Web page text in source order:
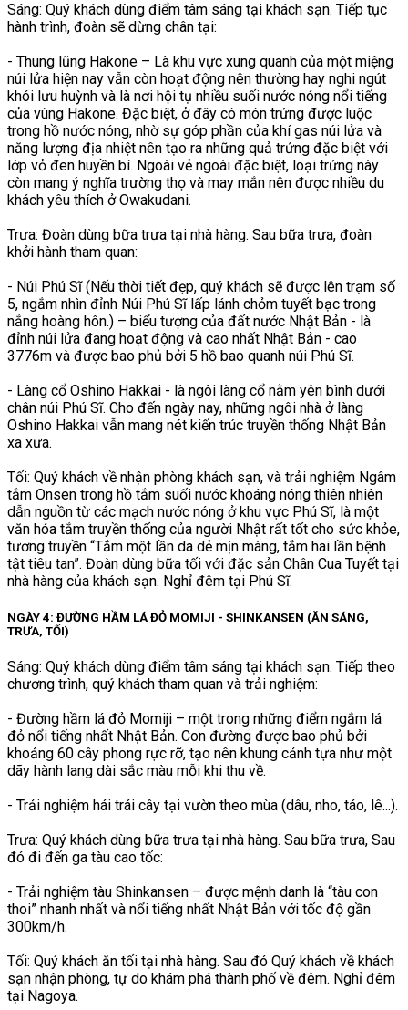
Sáng: Quý khách dùng điểm tâm sáng tại khách sạn. Tiếp tục
hành trình, đoàn sẽ dừng chân tại:
- Thung lũng Hakone – Là khu vực xung quanh của một miệng
núi lửa hiện nay vẫn còn hoạt động nên thường hay nghi ngút
khói lưu huỳnh và là nơi hội tụ nhiều suối nước nóng nổi tiếng
của vùng Hakone. Đặc biệt, ở đây có món trứng được luộc
trong hồ nước nóng, nhờ sự góp phần của khí gas núi lửa và
năng lượng địa nhiệt nên tạo ra những quả trứng đặc biệt với
lớp vỏ đen huyền bí. Ngoài vẻ ngoài đặc biệt, loại trứng này
còn mang ý nghĩa trường thọ và may mắn nên được nhiều du
khách yêu thích ở Owakudani.
Trưa: Đoàn dùng bữa trưa tại nhà hàng. Sau bữa trưa, đoàn
khởi hành tham quan:
- Núi Phú Sĩ (Nếu thời tiết đẹp, quý khách sẽ được lên trạm số
5, ngắm nhìn đỉnh Núi Phú Sĩ lấp lánh chỏm tuyết bạc trong
nắng hoàng hôn.) – biểu tượng của đất nước Nhật Bản - là
đỉnh núi lửa đang hoạt động và cao nhất Nhật Bản - cao
3776m và được bao phủ bởi 5 hồ bao quanh núi Phú Sĩ.
- Làng cổ Oshino Hakkai - là ngôi làng cổ nằm yên bình dưới
chân núi Phú Sĩ. Cho đến ngày nay, những ngôi nhà ở làng
Oshino Hakkai vẫn mang nét kiến trúc truyền thống Nhật Bản
xa xưa.
Tối: Quý khách về nhận phòng khách sạn, và trải nghiệm Ngâm
tắm Onsen trong hồ tắm suối nước khoáng nóng thiên nhiên
dẫn nguồn từ các mạch nước nóng ở khu vực Phú Sĩ, là một
văn hóa tắm truyền thống của người Nhật rất tốt cho sức khỏe,
tương truyền “Tắm một lần da dẻ mịn màng, tắm hai lần bệnh
tật tiêu tan”. Đoàn dùng bữa tối với đặc sản Chân Cua Tuyết tại
nhà hàng của khách sạn. Nghỉ đêm tại Phú Sĩ.
NGÀY 4: ĐƯỜNG HẦM LÁ ĐỎ MOMIJI - SHINKANSEN (ĂN SÁNG,
TRƯA, TỐI)
Sáng: Quý khách dùng điểm tâm sáng tại khách sạn. Tiếp theo
chương trình, quý khách tham quan và trải nghiệm:
- Đường hầm lá đỏ Momiji – một trong những điểm ngắm lá
đỏ nổi tiếng nhất Nhật Bản. Con đường được bao phủ bởi
khoảng 60 cây phong rực rỡ, tạo nên khung cảnh tựa như một
dãy hành lang dài sắc màu mỗi khi thu về.
- Trải nghiệm hái trái cây tại vườn theo mùa (dâu, nho, táo, lê...).
Trưa: Quý khách dùng bữa trưa tại nhà hàng. Sau bữa trưa, Sau
đó đi đến ga tàu cao tốc:
- Trải nghiệm tàu Shinkansen – được mệnh danh là “tàu con
thoi” nhanh nhất và nổi tiếng nhất Nhật Bản với tốc độ gần
300km/h.
Tối: Quý khách ăn tối tại nhà hàng. Sau đó Quý khách về khách
sạn nhận phòng, tự do khám phá thành phố về đêm. Nghỉ đêm
tại Nagoya.